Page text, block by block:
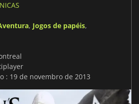
, Jogos de papéis,
: 19 de novembro de 2013